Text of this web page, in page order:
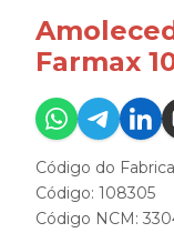
Farmax
Código do
Código: 108305
Código NCM: